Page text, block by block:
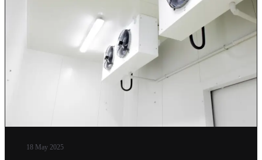
10 Şub 2026
SILO SOĞUTMA SOĞUTMA SISTEMLERI
BUZ FABRIKASI SOĞUTMA SISTEMLERI
18 May 2025